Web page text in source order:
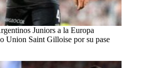
Juniors a la Europa
Union Saint Gilloise por su pase